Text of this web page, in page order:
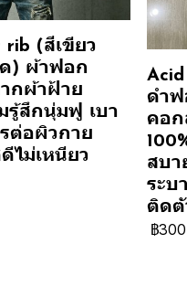
rib (สีเขียว
) ผ้าฟอก
กผ้าฝ้าย
รู้สึกนุ่มฟู เบา
ต่อผิวกาย
ไม่เหนียว
ดำฟ
คอก
สบา
ระบ
ติดตั
฿300